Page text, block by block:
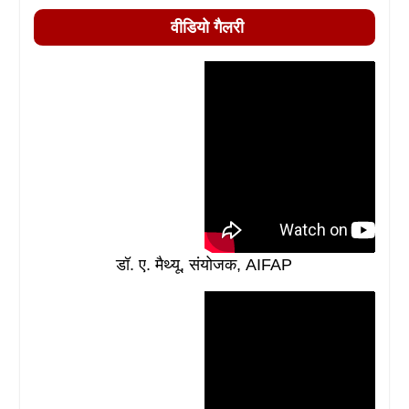
वीडियो गैलरी
डॉ. ए. मैथ्यू, संयोजक, AIFAP